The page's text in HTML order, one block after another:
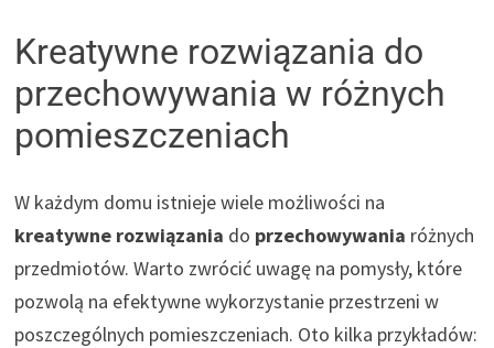
Kreatywne rozwiązania do
przechowywania w różnych
pomieszczeniach
W każdym domu istnieje wiele możliwości na
kreatywne rozwiązania do przechowywania różnych
przedmiotów. Warto zwrócić uwagę na pomysły, które
pozwolą na efektywne wykorzystanie przestrzeni w
poszczególnych pomieszczeniach. Oto kilka przykładów: